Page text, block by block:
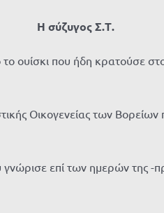
Η σύζυγος Σ.Τ.
ουίσκι που ήδη κρατούσε
Οικογενείας των
επί των ημερών της